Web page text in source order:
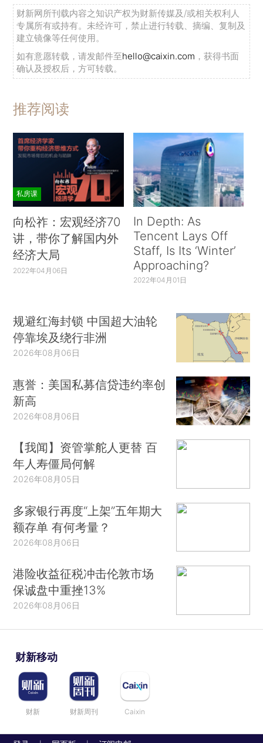
财新网所刊载内容之知识产权为财新传媒及/或相关权利人
专属所有或持有。未经许可，禁止进行转载、摘编、复制及
建立镜像等任何使用。
如有意愿转载，请发邮件至hello@caixin.com ，获得书面
确认及授权后，方可转载。
推荐阅读
私房课
向松祚：宏观经济70
讲，带你了解国内外
经济大局
2022年04月06日
In Depth: As
Tencent Lays Off
Staff, Is Its ‘Winter’
Approaching?
2022年04月01日
规避红海封锁 中国超大油轮
停靠埃及绕行非洲
2026年08月06日
惠誉：美国私募信贷违约率创
新高
2026年08月06日
【我闻】资管掌舵人更替 百
年人寿僵局何解
2026年08月05日
多家银行再度“上架”五年期大
额存单 有何考量？
2026年08月06日
港险收益征税冲击伦敦市场
保诚盘中重挫13%
2026年08月06日
财新移动
财新 财新周刊 Caixin